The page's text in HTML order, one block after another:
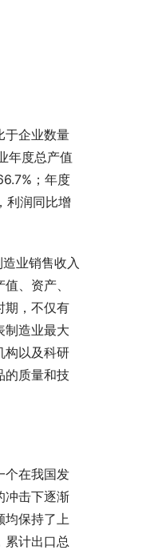
企业数量
年度总产值
；年度
利润同比增
业销售收入
、资产、
期，不仅有
制造业最大
构以及科研
的质量和技
在我国发
冲击下逐渐
均保持了上
计出口总